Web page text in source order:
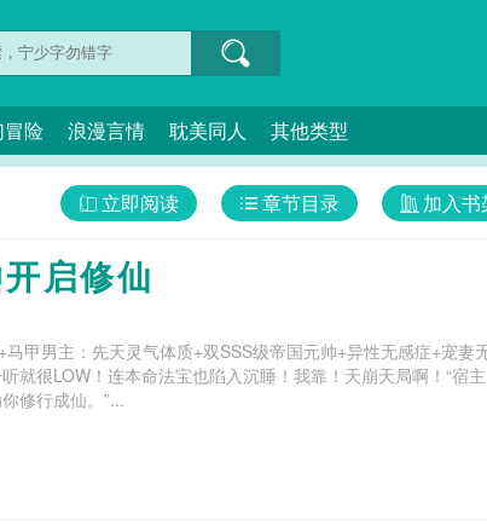
险 浪漫言情 耽美同人 其他类型
加入书
章节目录
立即阅读
启修仙
甲男主：先天灵气体质+双SSS级帝国元帅+异性无感症+宠妻
就很LOW！连本命法宝也陷入沉睡！我靠！天崩天局啊！“宿
修行成仙。”...